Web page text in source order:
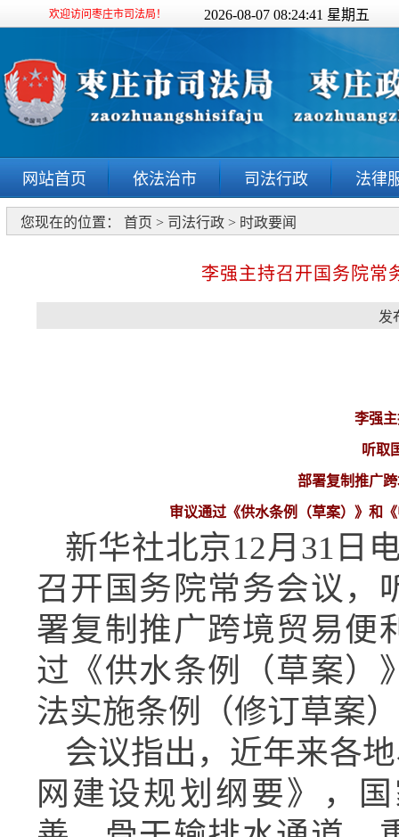
欢迎访问枣庄市司法局！ 2026-08-07 08:24:41 星期五
网站首页 依法治市 司法行政 法律
您现在的位置： 首页 > 司法行政 > 时政要闻
李强主持召开国务院常
发
李强
听取
部署复制推广
审议通过《供水条例（草案）》和
新华社北京12月31日
召开国务院常务会议，
署复制推广跨境贸易便
过《供水条例（草案）
法实施条例（修订草案
会议指出，近年来各
网建设规划纲要》，